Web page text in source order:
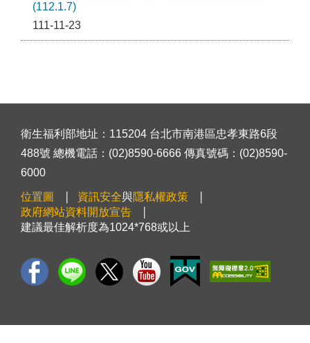
(112.1.7)
111-11-23
衛生福利部地址：115204 台北市南港區忠孝東路6段
488號 總機電話：(02)8590-6666 傳真號碼：(02)8590-
6000
位置圖 資訊安全與隱私權政策
政府網站資料開放宣告
建議最佳解析度為1024*768或以上